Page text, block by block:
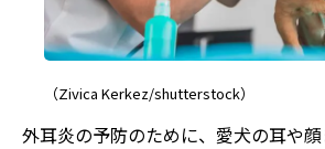
（Zivica Kerkez/shutterstock）
外耳炎の予防のために、愛犬の耳や